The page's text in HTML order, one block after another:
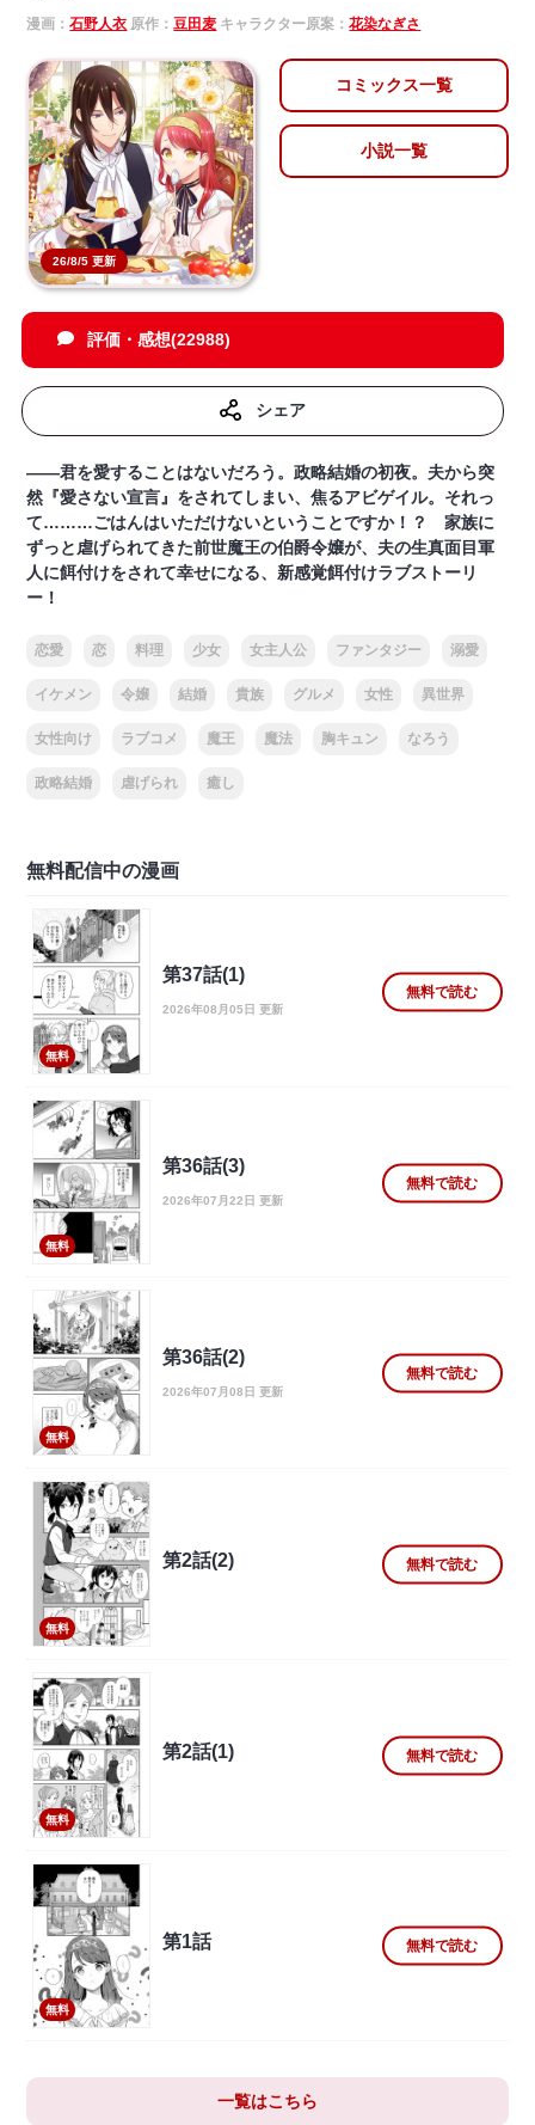
漫画：石野人衣 原作：豆田麦 キャラクター原案：花染なぎさ
26/8/5 更新
コミックス一覧
小説一覧
評価・感想(22988)
シェア
――君を愛することはないだろう。政略結婚の初夜。夫から突
然『愛さない宣言』をされてしまい、焦るアビゲイル。それっ
て………ごはんはいただけないということですか！？ 家族に
ずっと虐げられてきた前世魔王の伯爵令嬢が、夫の生真面目軍
人に餌付けをされて幸せになる、新感覚餌付けラブストーリ
ー！
恋愛 恋 料理 少女 女主人公 ファンタジー 溺愛
イケメン 令嬢 結婚 貴族 グルメ 女性 異世界
女性向け ラブコメ 魔王 魔法 胸キュン なろう
政略結婚 虐げられ 癒し
無料配信中の漫画
無料
第37話(1)
2026年08月05日 更新
無料で読む
無料
第36話(3)
2026年07月22日 更新
無料で読む
無料
第36話(2)
2026年07月08日 更新
無料で読む
無料
第2話(2) 無料で読む
無料
第2話(1) 無料で読む
無料
第1話 無料で読む
一覧はこちら